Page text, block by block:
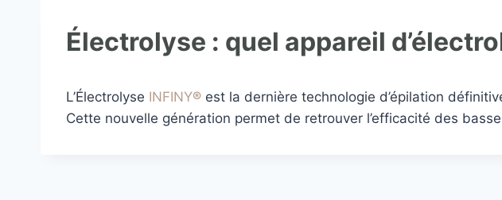
Électrolyse : quel appareil
L’Électrolyse INFINY® est la dernière technologie d’épilation
Cette nouvelle génération permet de retrouver l’efficacité des